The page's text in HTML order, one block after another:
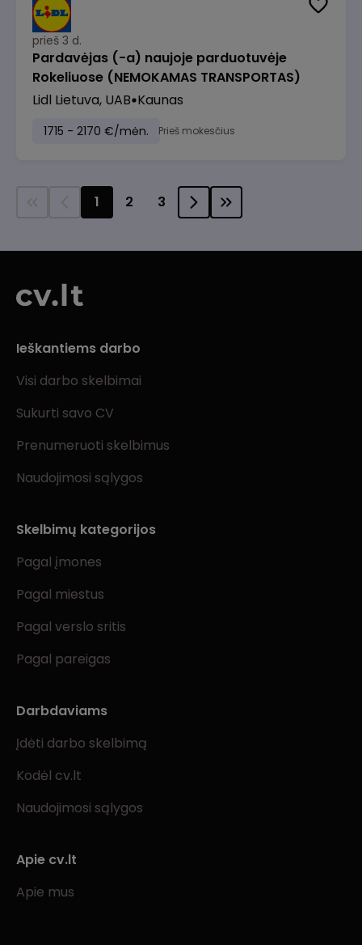
prieš 3 d.
Pardavėjas (-a) naujoje parduotuvėje
Rokeliuose (NEMOKAMAS TRANSPORTAS)
Lidl Lietuva, UAB Kaunas
1715 - 2170 €/mėn. Prieš mokesčius
1 2 3
Ieškantiems darbo
Visi darbo skelbimai
Sukurti savo CV
Prenumeruoti skelbimus
Naudojimosi sąlygos
Skelbimų kategorijos
Pagal įmones
Pagal miestus
Pagal verslo sritis
Pagal pareigas
Darbdaviams
Įdėti darbo skelbimą
Kodėl cv.lt
Naudojimosi sąlygos
Apie cv.lt
Apie mus